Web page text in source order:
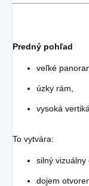
Predný pohľad
veľké
úzky rám,
vysoká
To vytvára:
silný vizuálny
dojem